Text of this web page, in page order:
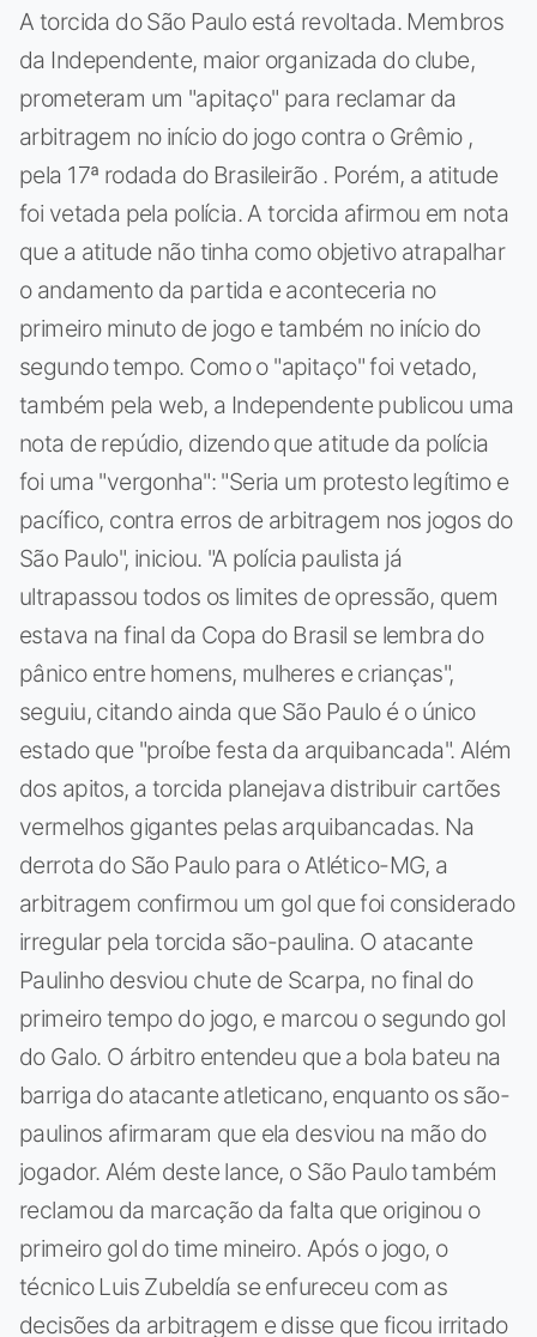
A torcida do São Paulo está revoltada. Membros
da Independente, maior organizada do clube,
prometeram um "apitaço" para reclamar da
arbitragem no início do jogo contra o Grêmio ,
pela 17ª rodada do Brasileirão . Porém, a atitude
foi vetada pela polícia. A torcida afirmou em nota
que a atitude não tinha como objetivo atrapalhar
o andamento da partida e aconteceria no
primeiro minuto de jogo e também no início do
segundo tempo. Como o "apitaço" foi vetado,
também pela web, a Independente publicou uma
nota de repúdio, dizendo que atitude da polícia
foi uma "vergonha": "Seria um protesto legítimo e
pacífico, contra erros de arbitragem nos jogos do
São Paulo", iniciou. "A polícia paulista já
ultrapassou todos os limites de opressão, quem
estava na final da Copa do Brasil se lembra do
pânico entre homens, mulheres e crianças",
seguiu, citando ainda que São Paulo é o único
estado que "proíbe festa da arquibancada". Além
dos apitos, a torcida planejava distribuir cartões
vermelhos gigantes pelas arquibancadas. Na
derrota do São Paulo para o Atlético-MG, a
arbitragem confirmou um gol que foi considerado
irregular pela torcida são-paulina. O atacante
Paulinho desviou chute de Scarpa, no final do
primeiro tempo do jogo, e marcou o segundo gol
do Galo. O árbitro entendeu que a bola bateu na
barriga do atacante atleticano, enquanto os são-
paulinos afirmaram que ela desviou na mão do
jogador. Além deste lance, o São Paulo também
reclamou da marcação da falta que originou o
primeiro gol do time mineiro. Após o jogo, o
técnico Luis Zubeldía se enfureceu com as
decisões da arbitragem e disse que ficou irritado